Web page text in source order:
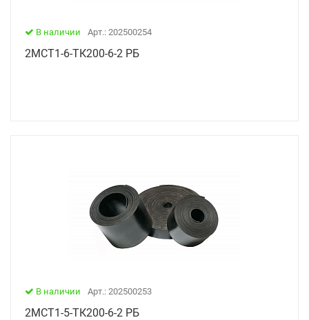
В наличии Арт.: 202500254
2МСТ1-6-ТК200-6-2 РБ
В наличии Арт.: 202500253
2МСТ1-5-ТК200-6-2 РБ